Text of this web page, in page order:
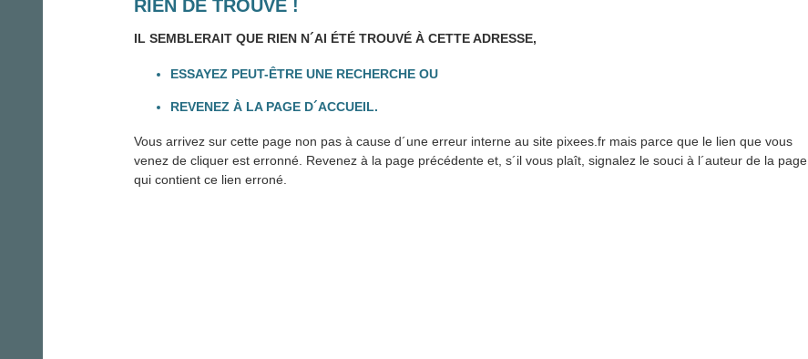
RIEN DE TROUVÉ !
IL SEMBLERAIT QUE RIEN N´AI ÉTÉ TROUVÉ À CETTE ADRESSE,
ESSAYEZ PEUT-ÊTRE UNE RECHERCHE OU
REVENEZ À LA PAGE D´ACCUEIL.
Vous arrivez sur cette page non pas à cause d´une erreur interne au site pixees.fr mais parce que le lien que vous
venez de cliquer est erronné. Revenez à la page précédente et, s´il vous plaît, signalez le souci à l´auteur de la page
qui contient ce lien erroné.